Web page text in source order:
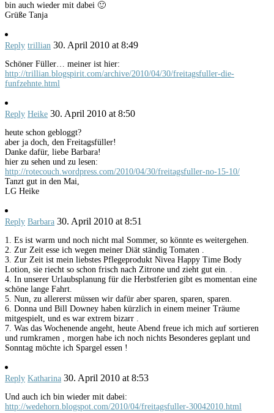
bin auch wieder mit dabei 🙂
Grüße Tanja
Reply trillian 30. April 2010 at 8:49
Schöner Füller… meiner ist hier:
http://trillian.blogspirit.com/archive/2010/04/30/freitagsfuller-die-
funfzehnte.html
Reply Heike 30. April 2010 at 8:50
heute schon gebloggt?
aber ja doch, den Freitagsfüller!
Danke dafür, liebe Barbara!
hier zu sehen und zu lesen:
http://rotecouch.wordpress.com/2010/04/30/freitagsfuller-no-15-10/
Tanzt gut in den Mai,
LG Heike
Reply Barbara 30. April 2010 at 8:51
1. Es ist warm und noch nicht mal Sommer, so könnte es weitergehen.
2. Zur Zeit esse ich wegen meiner Diät ständig Tomaten .
3. Zur Zeit ist mein liebstes Pflegeprodukt Nivea Happy Time Body
Lotion, sie riecht so schon frisch nach Zitrone und zieht gut ein. .
4. In unserer Urlaubsplanung für die Herbstferien gibt es momentan eine
schöne lange Fahrt.
5. Nun, zu allererst müssen wir dafür aber sparen, sparen, sparen.
6. Donna und Bill Downey haben kürzlich in einem meiner Träume
mitgespielt, und es war extrem bizarr .
7. Was das Wochenende angeht, heute Abend freue ich mich auf sortieren
und rumkramen , morgen habe ich noch nichts Besonderes geplant und
Sonntag möchte ich Spargel essen !
Reply Katharina 30. April 2010 at 8:53
Und auch ich bin wieder mit dabei:
http://wedehorn.blogspot.com/2010/04/freitagsfuller-30042010.html